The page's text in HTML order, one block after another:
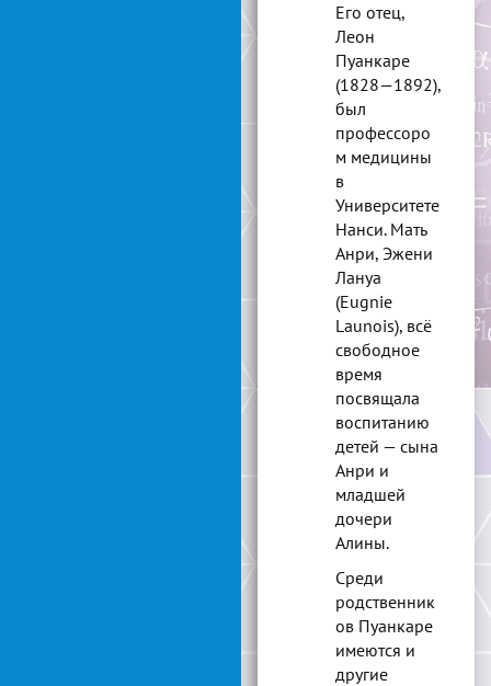
Его отец,
Леон
Пуанкаре
(1828—1892),
был
профессоро
м медицины
в
Университете
Нанси. Мать
Анри, Эжени
Лануа
(Eugnie
Launois), всё
свободное
время
посвящала
воспитанию
детей — сына
Анри и
младшей
дочери
Алины.
Среди
родственник
ов Пуанкаре
имеются и
другие